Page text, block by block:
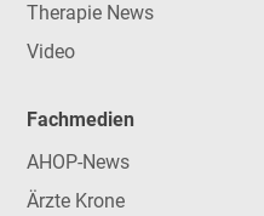
Therapie News
Video
Fachmedien
AHOP-News
Ärzte Krone